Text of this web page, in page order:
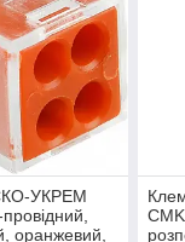
УКРЕМ
оранжевий,